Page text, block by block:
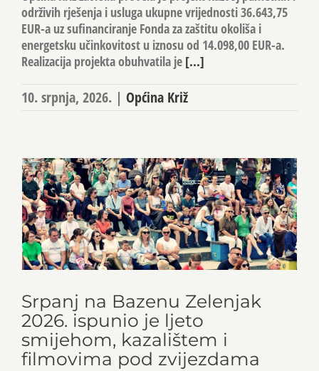
održivih rješenja i usluga ukupne vrijednosti 36.643,75
EUR-a uz sufinanciranje Fonda za zaštitu okoliša i
energetsku učinkovitost u iznosu od 14.098,00 EUR-a.
Realizacija projekta obuhvatila je [...]
10. srpnja, 2026. | Općina Križ
Srpanj na Bazenu Zelenjak
2026. ispunio je ljeto
smijehom, kazalištem i
filmovima pod zvijezdama